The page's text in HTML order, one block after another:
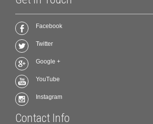
Facebook
Twitter
Google +
YouTube
Instagram
Contact Info